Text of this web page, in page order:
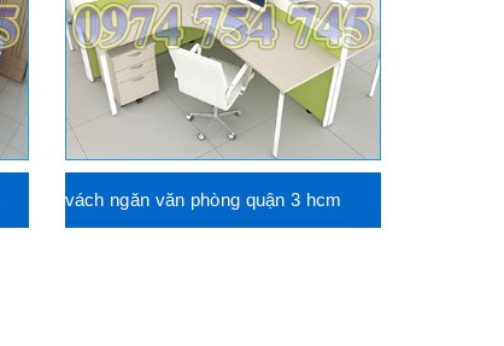
vách ngăn văn phòng quận 3 hcm